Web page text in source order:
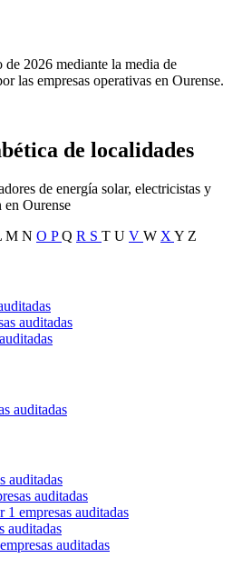
de 2026 mediante la media de
las empresas operativas en Ourense.
de localidades
de energía solar, electricistas y
en Ourense
M N O PQ R S T U V W X Y Z
auditadas
auditadas
auditadas
auditadas
1 empresas auditadas
auditadas
auditadas